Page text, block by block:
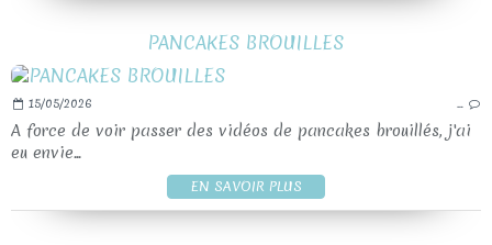
PANCAKES BROUILLES
15/05/2026 …
A force de voir passer des vidéos de pancakes brouillés, j'ai
eu envie...
EN SAVOIR PLUS